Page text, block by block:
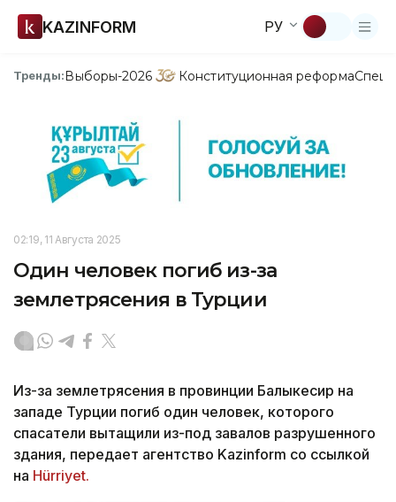
KAZINFORM РУ
Тренды:Выборы-2026 Конституционная реформа
02:19, 11 Августа 2025
Один человек погиб из-за
землетрясения в Турции
Из-за землетрясения в провинции Балыкесир на
западе Турции погиб один человек, которого
спасатели вытащили из-под завалов разрушенного
здания, передает агентство Kazinform со ссылкой
на Hürriyet.